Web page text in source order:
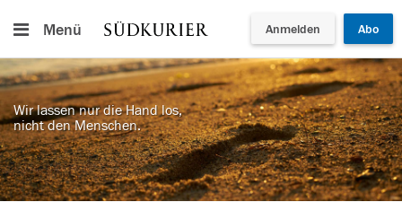
Menü Anmelden Abo
Wir lassen nur die Hand los,
nicht den Menschen.